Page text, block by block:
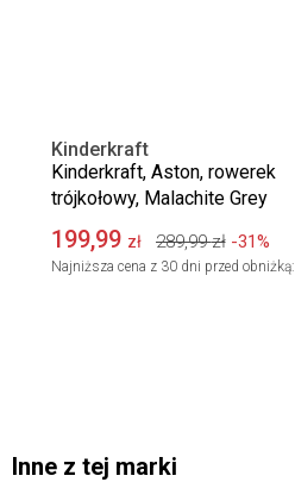
Kinderkraft
Kinderkraft, Aston, rowerek
trójkołowy, Malachite Grey
199,99 zł 289,99 zł -31%
Najniższa cena z 30 dni przed obniżką:
Inne z tej marki